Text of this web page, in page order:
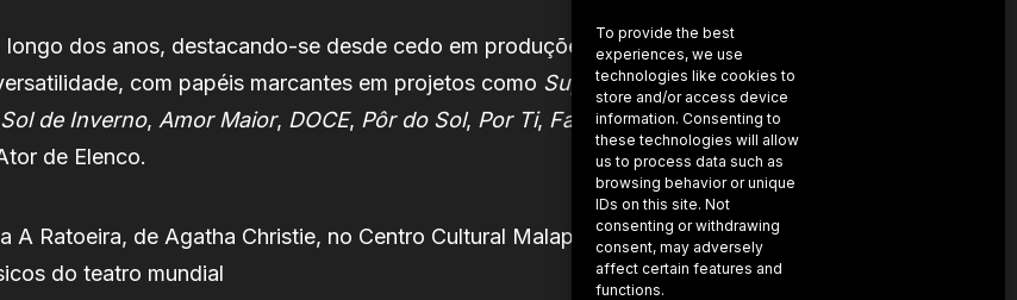
To provide the best
experiences, we use
technologies like cookies to
store and/or access device
information. Consenting to
these technologies will allow
us to process data such as
browsing behavior or unique
IDs on this site. Not
consenting or withdrawing
consent, may adversely
affect certain features and
functions.
dos anos, destacando-se desde cedo em produções de grande sucesso. Ao
com papéis marcantes em projetos como Super Pai,Morangos com
Sol de Inverno, Amor Maior, DOCE, Pôr do Sol, Por Ti, FavàrtixeTerra Brava,
de Elenco.
A Ratoeira, de Agatha Christie, no Centro Cultural Malaposta, reforçando a sua
do teatro mundial